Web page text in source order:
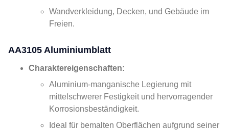
Wandverkleidung, Decken, und Gebäude im
Freien.
AA3105 Aluminiumblatt
Charaktereigenschaften:
Aluminium-manganische Legierung mit
mittelschwerer Festigkeit und hervorragender
Korrosionsbeständigkeit.
Ideal für bemalten Oberflächen aufgrund seiner